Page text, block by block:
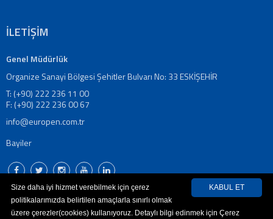
YATIRIMCI
İLETİŞİM
Bize
Ulaşın
Bayiler
Adreslerimiz
EN
DE
|
FR
IT
İLETİŞİM
Genel Müdürlük
Organize Sanayi Bölgesi Şehitler Bulvarı No: 33 ESKİŞEHİR
T: (+90) 222 236 11 00
F: (+90) 222 236 00 67
info@europen.com.tr
Bayiler
KABUL ET
Size daha iyi hizmet verebilmek için çerez
politikalarımızda belirtilen amaçlarla sınırlı olmak
üzere çerezler(cookies) kullanıyoruz. Detaylı bilgi edinmek için Çerez